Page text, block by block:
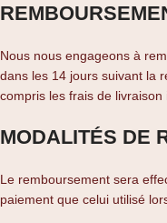
Nous nous engageons à
dans les 14 jours suivant la
compris les frais de livraison
MODALITÉS DE
Le remboursement sera
paiement que celui utilisé